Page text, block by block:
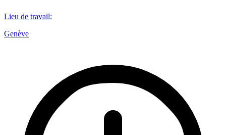
Lieu de travail:
Genève